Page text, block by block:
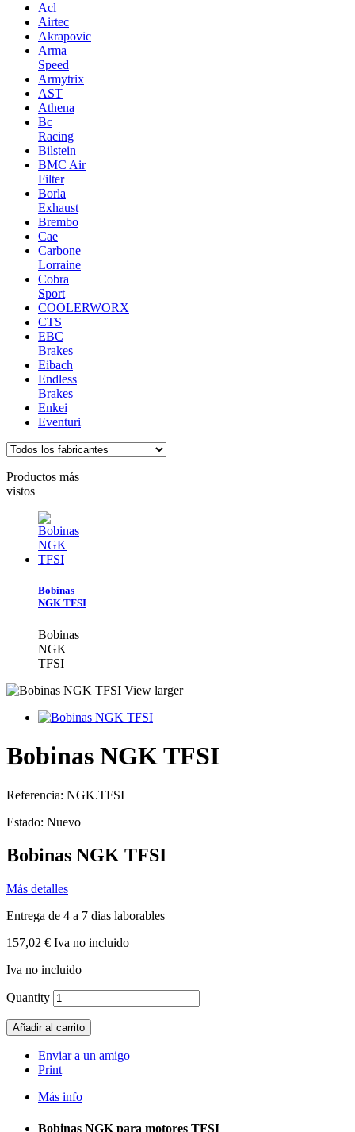
Acl
Airtec
Akrapovic
Arma
Speed
Armytrix
AST
Athena
Bc
Racing
Bilstein
BMC Air
Filter
Borla
Exhaust
Brembo
Cae
Carbone
Lorraine
Cobra
Sport
COOLERWORX
CTS
EBC
Brakes
Eibach
Endless
Brakes
Enkei
Eventuri
Productos más
vistos
Bobinas
NGK TFSI
Bobinas
NGK
TFSI
View larger
Bobinas NGK TFSI
Referencia: NGK.TFSI
Estado: Nuevo
Bobinas NGK TFSI
Más detalles
Entrega de 4 a 7 dias laborables
157,02 € Iva no incluido
Iva no incluido
Quantity
Añadir al carrito
Enviar a un amigo
Print
Más info
Bobinas NGK para motores TFSI